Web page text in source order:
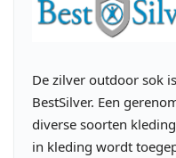
De zilver outdoor sok
BestSilver. Een
diverse soorten
in kleding wordt